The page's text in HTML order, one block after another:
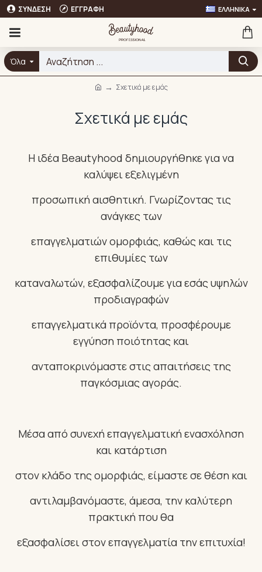
ΣΎΝΔΕΣΗ ΕΓΓΡΑΦΉ ΕΛΛΗΝΙΚΆ
Όλα
Σχετικά με εμάς
Σχετικά με εμάς
Η ιδέα Beautyhood δημιουργήθηκε για να
καλύψει εξελιγμένη
προσωπική αισθητική. Γνωρίζοντας τις
ανάγκες των
επαγγελματιών ομορφιάς, καθώς και τις
επιθυμίες των
καταναλωτών, εξασφαλίζουμε για εσάς υψηλών
προδιαγραφών
επαγγελματικά προϊόντα, προσφέρουμε
εγγύηση ποιότητας και
ανταποκρινόμαστε στις απαιτήσεις της
παγκόσμιας αγοράς.
Μέσα από συνεχή επαγγελματική ενασχόληση
και κατάρτιση
στον κλάδο της ομορφιάς, είμαστε σε θέση και
αντιλαμβανόμαστε, άμεσα, την καλύτερη
πρακτική που θα
εξασφαλίσει στον επαγγελματία την επιτυχία!